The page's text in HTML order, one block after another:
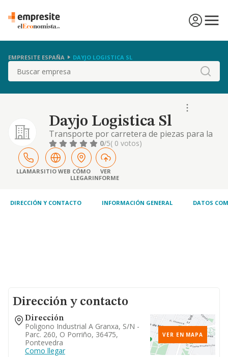
EMPRESITE ESPAÑA DAYJO LOGISTICA SL
Buscar
Dayjo Logistica Sl
Transporte por carretera de piezas para la
automoción. 0/5( 0 votos)
LLAMARSITIO WEB CÓMO
LLEGAR
VER
INFORME
DIRECCIÓN Y CONTACTO INFORMACIÓN GENERAL DATOS
Dirección y contacto
Dirección
Poligono Industrial A Granxa, S/n -
Parc. 260, O Porriño, 36475,
Pontevedra
Como llegar
VER EN MAPA